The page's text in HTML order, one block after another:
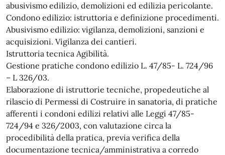
abusivismo edilizio, demolizioni ed edilizia pericolante.
Condono edilizio: istruttoria e definizione procedimenti.
Abusivismo edilizio: vigilanza, demolizioni, sanzioni e
acquisizioni. Vigilanza dei cantieri.
Istruttoria tecnica Agibilità.
Gestione pratiche condono edilizio L. 47/85- L. 724/96
– L 326/03.
Elaborazione di istruttorie tecniche, propedeutiche al
rilascio di Permessi di Costruire in sanatoria, di pratiche
afferenti i condoni edilizi relativi alle Leggi 47/85-
724/94 e 326/2003, con valutazione circa la
procedibilità della pratica, previa verifica della
documentazione tecnica/amministrativa a corredo